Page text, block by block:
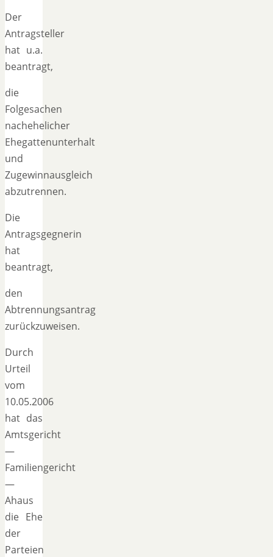
Der
Antragsteller
hat u.a.
beantragt,
die
Folgesachen
nachehelicher
Ehegattenunterhalt
und
Zugewinnausgleich
abzutrennen.
Die
Antragsgegnerin
hat
beantragt,
den
Abtrennungsantrag
zurückzuweisen.
Durch
Urteil
vom
10.05.2006
hat das
Amtsgericht
—
Familiengericht
—
Ahaus
die Ehe
der
Parteien